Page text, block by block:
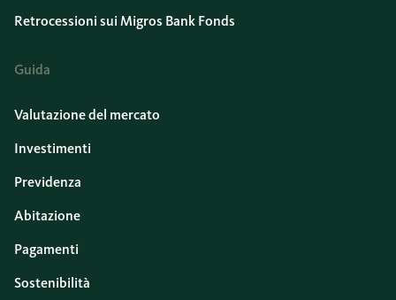
Retrocessioni sui Migros Bank Fonds
Guida
Valutazione del mercato
Investimenti
Previdenza
Abitazione
Pagamenti
Sostenibilità